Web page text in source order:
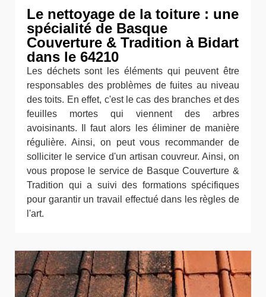
Le nettoyage de la toiture : une
spécialité de Basque
Couverture & Tradition à Bidart
dans le 64210
Les déchets sont les éléments qui peuvent être
responsables des problèmes de fuites au niveau
des toits. En effet, c'est le cas des branches et des
feuilles mortes qui viennent des arbres
avoisinants. Il faut alors les éliminer de manière
régulière. Ainsi, on peut vous recommander de
solliciter le service d'un artisan couvreur. Ainsi, on
vous propose le service de Basque Couverture &
Tradition qui a suivi des formations spécifiques
pour garantir un travail effectué dans les règles de
l'art.